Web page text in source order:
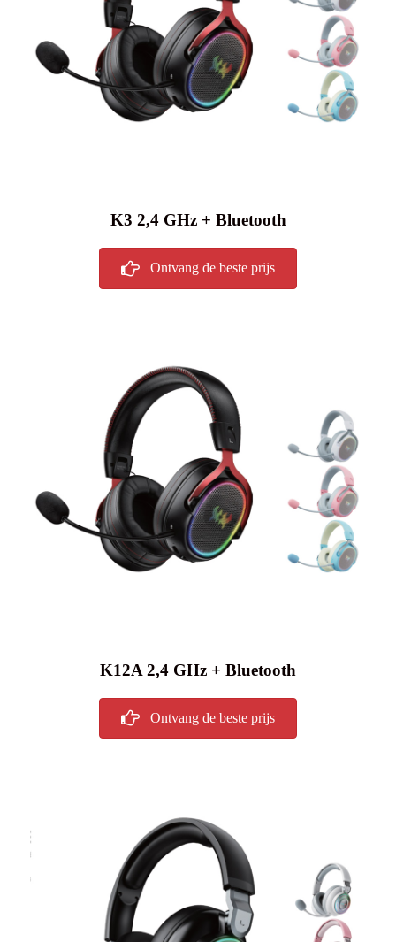
K3 2,4 GHz + Bluetooth
Ontvang de beste prijs
K12A 2,4 GHz + Bluetooth
Ontvang de beste prijs